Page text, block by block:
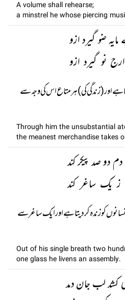
A volume shall rehearse;
a minstrel he whose piercing
ضو گیرد ازو
نو گیرد ازو
اور (زندگی کی) ہر متاع اس کی وجہ سے
Through him the unsubstantial
the meanest merchandise takes
دو صد پیکر کند
ز یک ساغر کند
کو زندہ کر دیتا ہے اور ایک ساغر سے
Out of his single breath two
one glass he livens an assembly.
کشد لب جان دمد